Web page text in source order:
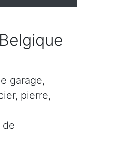
garage,
pierre,